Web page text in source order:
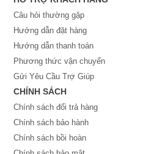
Câu hỏi thường gặp
Hướng dẫn đặt hàng
Hướng dẫn thanh toán
Phương thức vận chuyển
Gửi Yêu Cầu Trợ Giúp
CHÍNH SÁCH
Chính sách đổi trả hàng
Chính sách bảo hành
Chính sách bồi hoàn